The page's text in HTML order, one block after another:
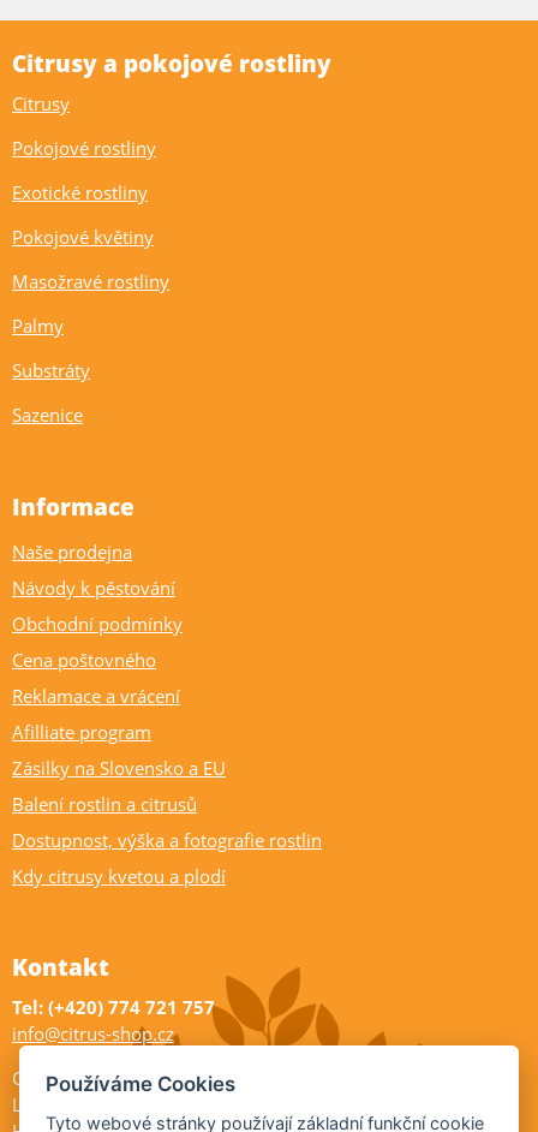
Citrusy a pokojové rostliny
Citrusy
Pokojové rostliny
Exotické rostliny
Pokojové květiny
Masožravé rostliny
Palmy
Substráty
Sazenice
Informace
Naše prodejna
Návody k pěstování
Obchodní podmínky
Cena poštovného
Reklamace a vrácení
Afilliate program
Zásilky na Slovensko a EU
Balení rostlin a citrusů
Dostupnost, výška a fotografie rostlin
Kdy citrusy kvetou a plodí
Kontakt
Tel: (+420) 774 721 757
info@citrus-shop.cz
Citrus shop zahradnictví
Legionářů 2
Používáme Cookies
Tyto webové stránky používají základní funkční cookie